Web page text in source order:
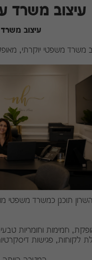
עיצוב משרד
עיצוב משרד
תוכנן כמשרד משפטי
חמימות וחומריות